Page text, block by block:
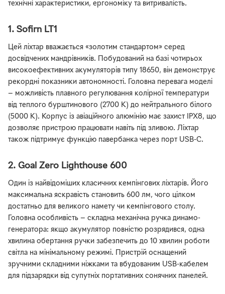
технічні характеристики, ергономіку та витривалість.
1. Sofirn LT1
Цей ліхтар вважається «золотим стандартом» серед
досвідчених мандрівників. Побудований на базі чотирьох
високоефективних акумуляторів типу 18650, він демонструє
рекордні показники автономності. Головна перевага моделі
— можливість плавного регулювання колірної температури
від теплого бурштинового (2700 К) до нейтрального білого
(5000 К). Корпус із авіаційного алюмінію має захист IPX8, що
дозволяє пристрою працювати навіть під зливою. Ліхтар
також підтримує функцію павербанка через порт USB-C.
2. Goal Zero Lighthouse 600
Один із найвідоміших класичних кемпінгових ліхтарів. Його
максимальна яскравість становить 600 лм, чого цілком
достатньо для великого намету чи кемпінгового столу.
Головна особливість — складна механічна ручка динамо-
генератора: якщо акумулятор повністю розрядився, одна
хвилина обертання ручки забезпечить до 10 хвилин роботи
світла на мінімальному режимі. Пристрій оснащений
зручними складними ніжками та вбудованим USB-кабелем
для підзарядки від супутніх портативних сонячних панелей.